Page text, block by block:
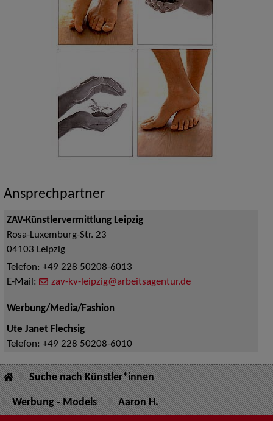
Ansprechpartner
ZAV-Künstlervermittlung Leipzig
Rosa-Luxemburg-Str. 23
04103 Leipzig
Telefon: +49 228 50208-6013
E-Mail:
zav-kv-leipzig@arbeitsagentur.de
Werbung/Media/Fashion
Ute Janet Flechsig
Telefon: +49 228 50208-6010
Suche nach Künstler*innen
Werbung - Models Aaron H.